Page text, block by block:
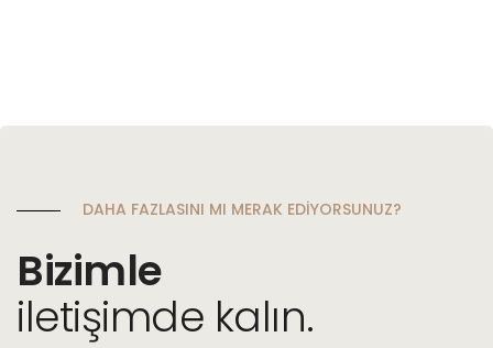
DAHA FAZLASINI MI MERAK EDİYORSUNUZ?
Bizimle
iletişimde kalın.